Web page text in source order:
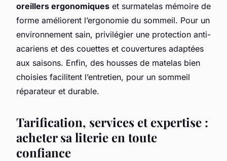
oreillers ergonomiques et surmatelas mémoire de
forme améliorent l’ergonomie du sommeil. Pour un
environnement sain, privilégier une protection anti-
acariens et des couettes et couvertures adaptées
aux saisons. Enfin, des housses de matelas bien
choisies facilitent l’entretien, pour un sommeil
réparateur et durable.
Tarification, services et expertise :
acheter sa literie en toute
confiance